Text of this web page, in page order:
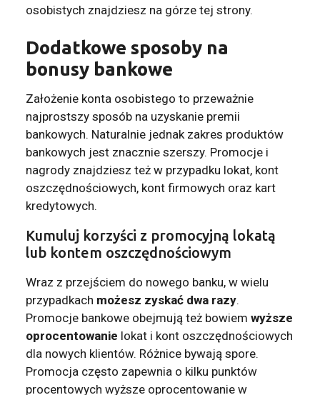
osobistych znajdziesz na górze tej strony.
Dodatkowe sposoby na
bonusy bankowe
Założenie konta osobistego to przeważnie
najprostszy sposób na uzyskanie premii
bankowych. Naturalnie jednak zakres produktów
bankowych jest znacznie szerszy. Promocje i
nagrody znajdziesz też w przypadku lokat, kont
oszczędnościowych, kont firmowych oraz kart
kredytowych.
Kumuluj korzyści z promocyjną lokatą
lub kontem oszczędnościowym
Wraz z przejściem do nowego banku, w wielu
przypadkach możesz zyskać dwa razy.
Promocje bankowe obejmują też bowiem wyższe
oprocentowanie lokat i kont oszczędnościowych
dla nowych klientów. Różnice bywają spore.
Promocja często zapewnia o kilku punktów
procentowych wyższe oprocentowanie w